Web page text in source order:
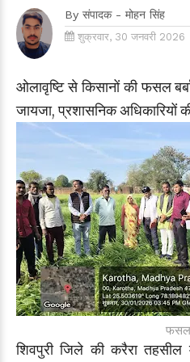
By संपादक - मोहन सिंह
शुक्रवार, 30 जनवरी 2026
ओलावृष्टि से किसानों की फसल
जायजा, प्रशासनिक अधिकारियों
फसल
शिवपुरी जिले की करैरा